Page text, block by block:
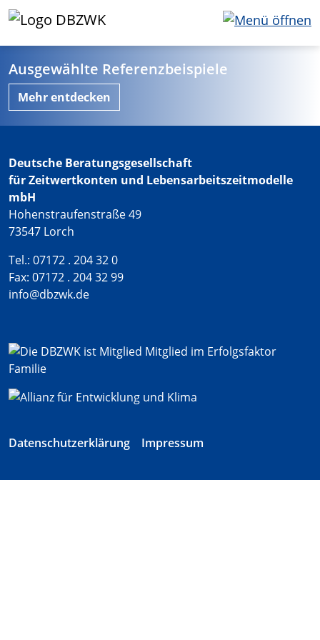
Ausgewählte Referenzbeispiele
Mehr entdecken
Deutsche Beratungsgesellschaft
für Zeitwertkonten und Lebensarbeitszeitmodelle
mbH
Hohenstraufenstraße 49
73547 Lorch
Tel.: 07172 . 204 32 0
Fax: 07172 . 204 32 99
info@dbzwk.de
Datenschutzerklärung Impressum